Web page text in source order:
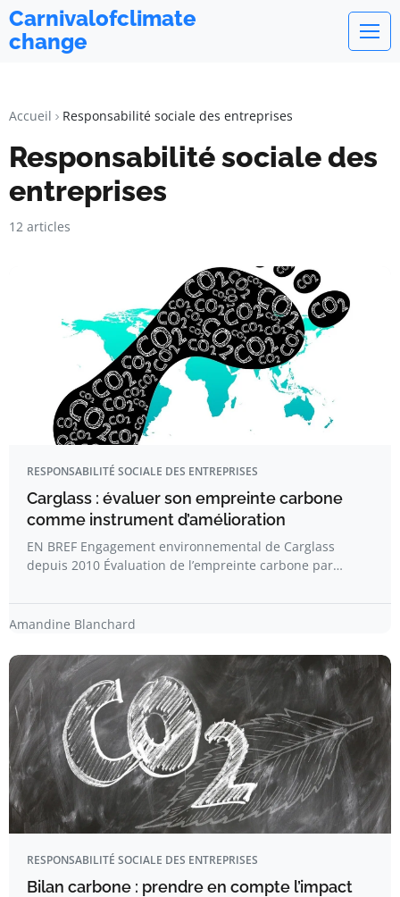
Carnivalofclimate
change
Accueil Responsabilité sociale des entreprises
Responsabilité sociale des
entreprises
12 articles
RESPONSABILITÉ SOCIALE DES ENTREPRISES
Carglass : évaluer son empreinte carbone
comme instrument d’amélioration
EN BREF Engagement environnemental de Carglass
depuis 2010 Évaluation de l’empreinte carbone par…
Amandine Blanchard
RESPONSABILITÉ SOCIALE DES ENTREPRISES
Bilan carbone : prendre en compte l’impact